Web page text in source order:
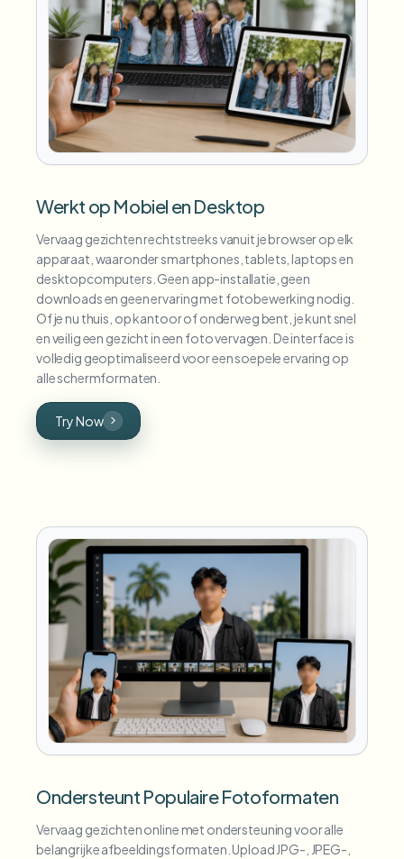
Werkt op Mobiel en Desktop
Vervaag gezichten rechtstreeks vanuit je browser op elk
apparaat, waaronder smartphones, tablets, laptops en
desktopcomputers. Geen app-installatie, geen
downloads en geen ervaring met fotobewerking nodig.
Of je nu thuis, op kantoor of onderweg bent, je kunt snel
en veilig een gezicht in een foto vervagen. De interface is
volledig geoptimaliseerd voor een soepele ervaring op
alle schermformaten.
Try Now
Ondersteunt Populaire Fotoformaten
Vervaag gezichten online met ondersteuning voor alle
belangrijke afbeeldingsformaten. Upload JPG-, JPEG-,